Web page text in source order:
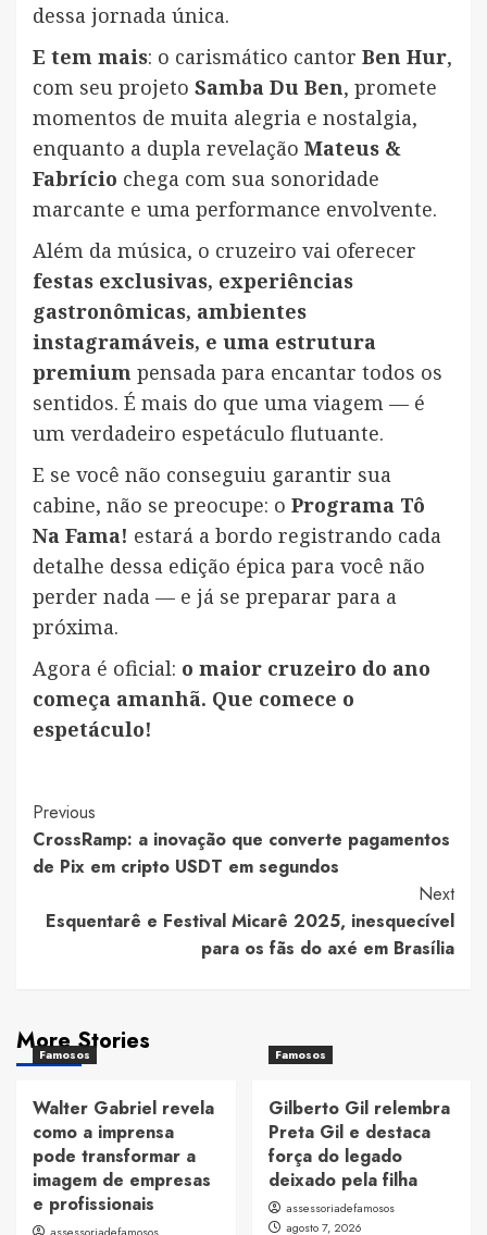
dessa jornada única.
E tem mais: o carismático cantor Ben Hur,
com seu projeto Samba Du Ben, promete
momentos de muita alegria e nostalgia,
enquanto a dupla revelação Mateus &
Fabrício chega com sua sonoridade
marcante e uma performance envolvente.
Além da música, o cruzeiro vai oferecer
festas exclusivas, experiências
gastronômicas, ambientes
instagramáveis, e uma estrutura
premium pensada para encantar todos os
sentidos. É mais do que uma viagem — é
um verdadeiro espetáculo flutuante.
E se você não conseguiu garantir sua
cabine, não se preocupe: o Programa Tô
Na Fama! estará a bordo registrando cada
detalhe dessa edição épica para você não
perder nada — e já se preparar para a
próxima.
Agora é oficial: o maior cruzeiro do ano
começa amanhã. Que comece o
espetáculo!
Post
Navigation
Previous
CrossRamp: a inovação que converte pagamentos
de Pix em cripto USDT em segundos
Next
Esquentarê e Festival Micarê 2025, inesquecível
para os fãs do axé em Brasília
More Stories
Famosos
Walter Gabriel revela
como a imprensa
pode transformar a
imagem de empresas
e profissionais
assessoriadefamosos
Famosos
Gilberto Gil relembra
Preta Gil e destaca
força do legado
deixado pela filha
assessoriadefamosos
agosto 7, 2026